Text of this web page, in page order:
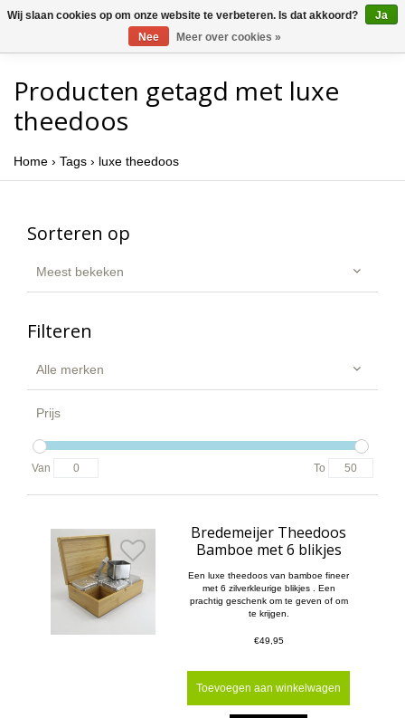
Producten getagd met luxe
theedoos
Home › Tags › luxe theedoos
Sorteren op
Meest bekeken
Filteren
Alle merken
Prijs
Van To
Bredemeijer Theedoos
Bamboe met 6 blikjes
Een luxe theedoos van bamboe fineer
met 6 zilverkleurige blikjes . Een
prachtig geschenk om te geven of om
te krijgen.
€49,95
Toevoegen aan winkelwagen
Wij slaan cookies op om onze website te verbeteren. Is dat akkoord?
Ja
Nee
Meer over cookies »